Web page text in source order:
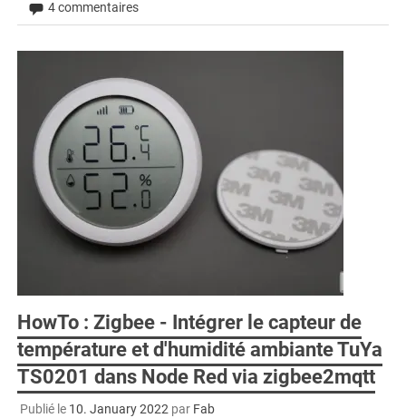
4 commentaires
HowTo : Zigbee - Intégrer le capteur de
température et d'humidité ambiante TuYa
TS0201 dans Node Red via zigbee2mqtt
Publié le 10. January 2022 par Fab